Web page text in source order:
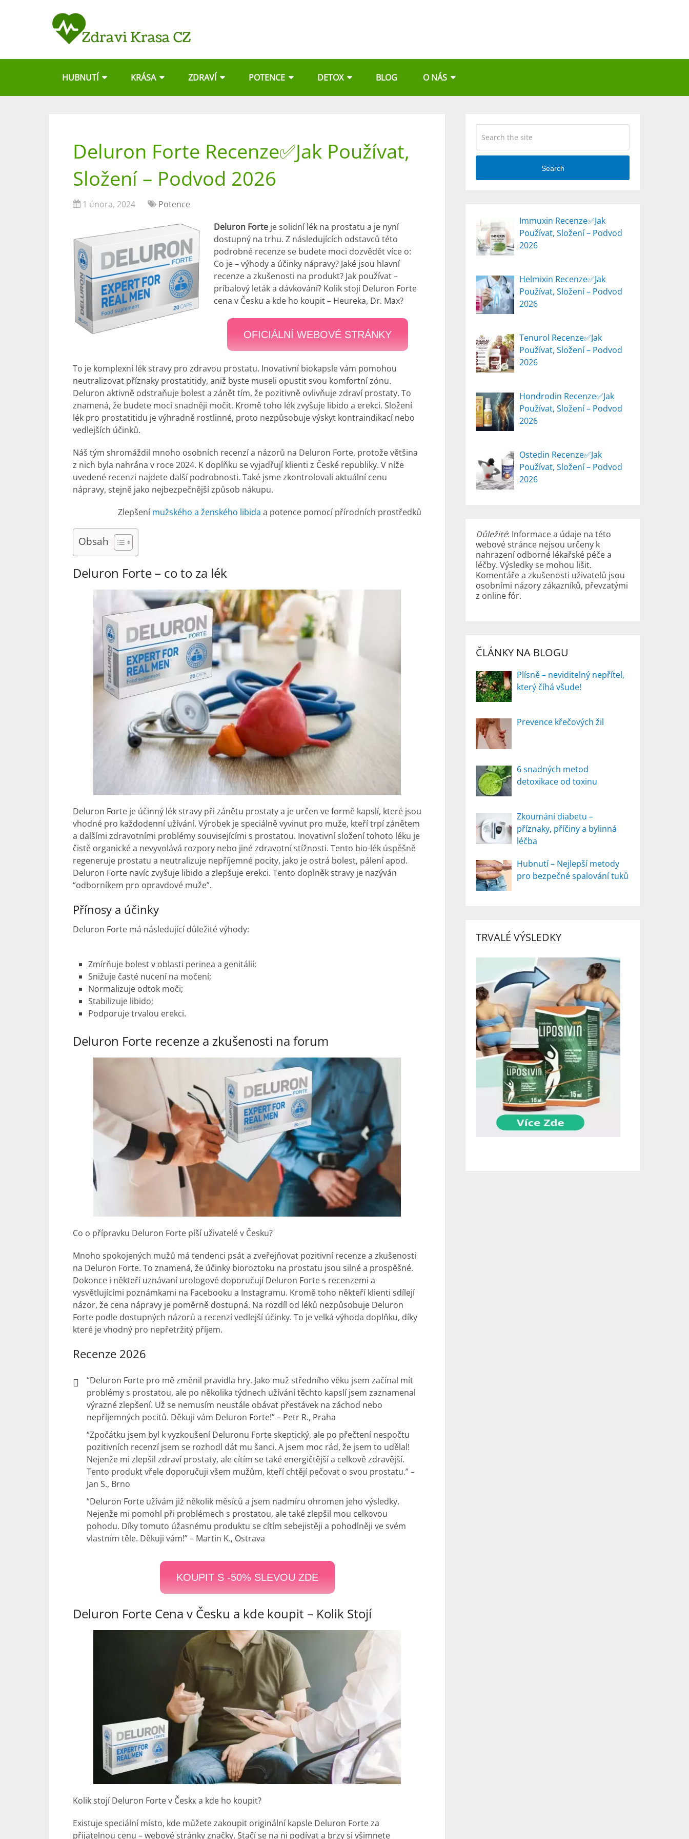
HUBNUTÍ KRÁSA ZDRAVÍ POTENCE DETOX BLOG O NÁS
Deluron Forte Recenze✅Jak Používat,
Složení – Podvod 2026
1 února, 2024
Potence
Deluron Forte je solidní lék na prostatu a je nyní
dostupný na trhu. Z následujících odstavců této
podrobné recenze se budete moci dozvědět více o:
Co je – výhody a účinky nápravy? Jaké jsou hlavní
recenze azkušenosti na produkt? Jak používat –
príbalový letáka dávkování? Kolik stojí Deluron Forte
cena v Česku a kde ho koupit – Heureka, Dr. Max?
OFICIÁLNÍ WEBOVÉ STRÁNKY
To je komplexní lékstravy pro zdravou prostatu. Inovativní biokapsle vám pomohou
neutralizovat příznaky prostatitidy, aniž byste museli opustit svou komfortní zónu.
Deluron aktivně odstraňuje bolest a zánět tím, že pozitivně ovlivňuje zdraví prostaty. To
znamená, že budete moci snadněji močit. Kromě toho lék zvyšuje libido a erekci. Složení
lék pro prostatitidu je výhradně rostlinné, proto nezpůsobuje výskyt kontraindikací nebo
vedlejších účinků.
Náš tým shromáždil mnoho osobních recenzí a názorů na Deluron Forte, protože většina
z nich byla nahrána v roce 2024. K doplňku se vyjadřují klienti z České republiky. V níže
uvedené recenzi najdete další podrobnosti. Také jsme zkontrolovali aktuální cenu
nápravy, stejně jako nejbezpečnější způsob nákupu.
Zlepšení mužského a ženského libida a potence pomocí přírodních prostředků
Obsah
Deluron Forte – co to za lék
Deluron Forte je účinný lékstravy při zánětu prostaty a je určen ve formě kapslí, které jsou
vhodné pro každodenní užívání. Výrobek je speciálně vyvinut pro muže, kteří trpí zánětem
a dalšími zdravotními problémy souvisejícími s prostatou. Inovativní složení tohoto léku je
čistě organické a nevyvolává rozpory nebo jiné zdravotní stížnosti. Tento bio-lék úspěšně
regeneruje prostatu a neutralizuje nepříjemné pocity, jako je ostrá bolest, pálení apod.
Deluron Forte navíc zvyšuje libido a zlepšuje erekci. Tento doplněk stravy je nazýván
“odborníkem pro opravdové muže”.
Přínosy a účinky
Deluron Forte má následující důležité výhody:
Zmírňuje bolest v oblasti perinea a genitálií;
Snižuje časté nucení na močení;
Normalizuje odtok moči;
Stabilizuje libido;
Podporuje trvalou erekci.
Deluron Forte recenze a zkušenosti na forum
Co o přípravku Deluron Forte píší uživatelé v Česku?
Mnoho spokojených mužů má tendenci psát a zveřejňovat pozitivní recenze a zkušenosti
na Deluron Forte. To znamená, že účinky bioroztoku na prostatu jsou silné a prospěšné.
Dokonce i někteří uznávaní urologové doporučují Deluron Forte s recenzemi a
vysvětlujícími poznámkami na Facebooku a Instagramu. Kromě toho někteří klienti sdílejí
názor, že cena nápravy je poměrně dostupná. Na rozdíl od léků nezpůsobuje Deluron
Forte podle dostupných názorů a recenzí vedlejší účinky. To je velká výhoda doplňku, díky
které je vhodný pro nepřetržitý příjem.
Recenze 2026
“Deluron Forte pro mě změnil pravidla hry. Jako muž středního věku jsem začínal mít
problémy s prostatou, ale po několika týdnech užívání těchto kapslí jsem zaznamenal
výrazné zlepšení. Už se nemusím neustále obávat přestávek na záchod nebo
nepříjemných pocitů. Děkuji vám Deluron Forte!” – Petr R., Praha
“Zpočátku jsem byl k vyzkoušení Deluronu Forte skeptický, ale po přečtení nespočtu
pozitivních recenzí jsem se rozhodl dát mu šanci. A jsem moc rád, že jsem to udělal!
Nejenže mi zlepšil zdraví prostaty, ale cítím se také energičtější a celkově zdravější.
Tento produkt vřele doporučuji všem mužům, kteří chtějí pečovat o svou prostatu.” –
Jan S., Brno
“Deluron Forte užívám již několik měsíců a jsem nadmíru ohromen jeho výsledky.
Nejenže mi pomohl při problémech s prostatou, ale také zlepšil mou celkovou
pohodu. Díky tomuto úžasnému produktu se cítím sebejistěji a pohodlněji ve svém
vlastním těle. Děkuji vám!” – Martin K., Ostrava
KOUPIT S -50% SLEVOU ZDE
Deluron Forte Cena v Česku a kde koupit – Kolik Stojí
Kolik stojí Deluron Forte v Českк a kde ho koupit?
Existuje speciální místo, kde můžete zakoupit originální kapsle Deluron Forte za
přijatelnou cenu – webové stránky značky. Stačí se na ni podívat a brzy si všimnete
Search
Immuxin Recenze✅Jak
Používat, Složení – Podvod
2026
Helmixin Recenze✅Jak
Používat, Složení – Podvod
2026
Tenurol Recenze✅Jak
Používat, Složení – Podvod
2026
Hondrodin Recenze✅Jak
Používat, Složení – Podvod
2026
Ostedin Recenze✅Jak
Používat, Složení – Podvod
2026
Důležité: Informace a údaje na této
webové stránce nejsou určeny k
nahrazení odborné lékařské péče a
léčby. Výsledky se mohou lišit.
Komentáře a zkušenosti uživatelů jsou
osobními názory zákazníků, převzatými
z online fór.
ČLÁNKY NA BLOGU
Plísně – neviditelný nepřítel,
který číhá všude!
Prevence křečových žil
6 snadných metod
detoxikace od toxinu
Zkoumání diabetu –
příznaky, příčiny a bylinná
léčba
Hubnutí – Nejlepší metody
pro bezpečné spalování tuků
TRVALÉ VÝSLEDKY